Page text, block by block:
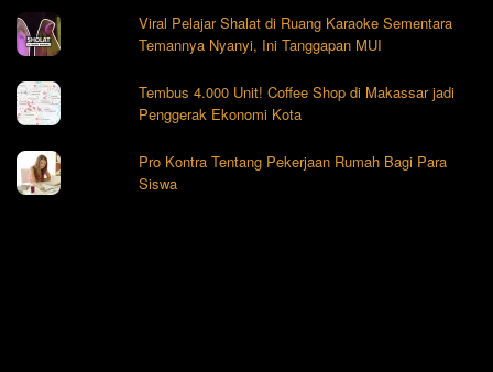
Viral Pelajar Shalat di Ruang Karaoke Sementara
Temannya Nyanyi, Ini Tanggapan MUI
Tembus 4.000 Unit! Coffee Shop di Makassar jadi
Penggerak Ekonomi Kota
Pro Kontra Tentang Pekerjaan Rumah Bagi Para
Siswa